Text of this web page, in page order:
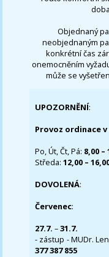
Objednaný
neobjednaným
konkrétní čas
onemocněním
může se
UPOZORNĚNÍ:
Provoz ordinace
Po, Út, Čt, Pá: 8,00 –
Středa:12,00 –
DOVOLENÁ:
Červenec:
27.7.–31.7.
- zástup - MUDr.
377 387 855